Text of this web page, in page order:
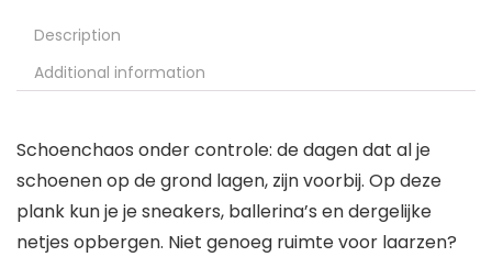
Description
Additional information
Schoenchaos onder controle: de dagen dat al je
schoenen op de grond lagen, zijn voorbij. Op deze
plank kun je je sneakers, ballerina’s en dergelijke
netjes opbergen. Niet genoeg ruimte voor laarzen?